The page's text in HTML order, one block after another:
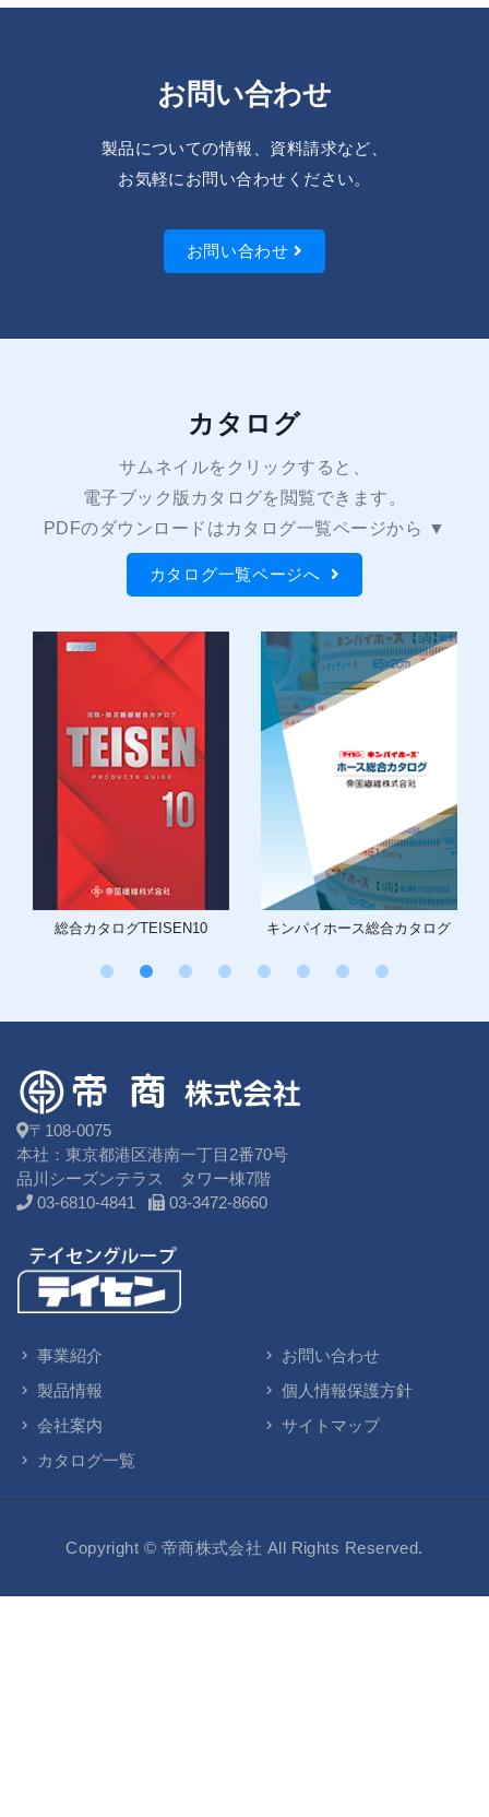
お問い合わせ
製品についての情報、資料請求など、
お気軽にお問い合わせください。
お問い合わせ
カタログ
サムネイルをクリックすると、
電子ブック版カタログを閲覧できます。
PDFのダウンロードはカタログ一覧ページから ▼
カタログ一覧ページへ
キンパイホース総合カタログ テイセン防火衣カタログ
〒108-0075
本社：東京都港区港南一丁目2番70号
品川シーズンテラス タワー棟7階
03-6810-4841
03-3472-8660
事業紹介
製品情報
会社案内
カタログ一覧
お問い合わせ
個人情報保護方針
サイトマップ
Copyright © 帝商株式会社 All Rights Reserved.